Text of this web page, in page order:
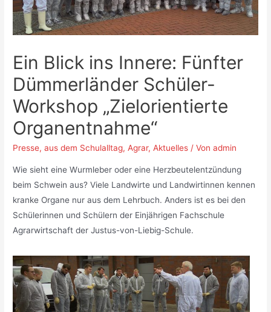
Ein Blick ins Innere: Fünfter
Dümmerländer Schüler-
Workshop „Zielorientierte
Organentnahme“
Presse,aus dem Schulalltag,Agrar,Aktuelles / Vonadmin
Wie sieht eine Wurmleber oder eine Herzbeutelentzündung
beim Schwein aus? Viele Landwirte und Landwirtinnen kennen
kranke Organe nur aus dem Lehrbuch. Anders ist es bei den
Schülerinnen und Schülern der Einjährigen Fachschule
Agrarwirtschaft der Justus-von-Liebig-Schule.